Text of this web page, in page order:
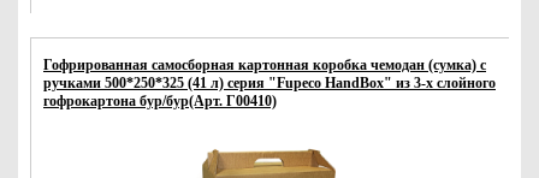
Гофрированная самосборная картонная коробка чемодан (сумка) с
ручками 500*250*325 (41 л) серия "Fupeco HandBox" из 3-х слойного
гофрокартона бур/бур(Арт. Г00410)